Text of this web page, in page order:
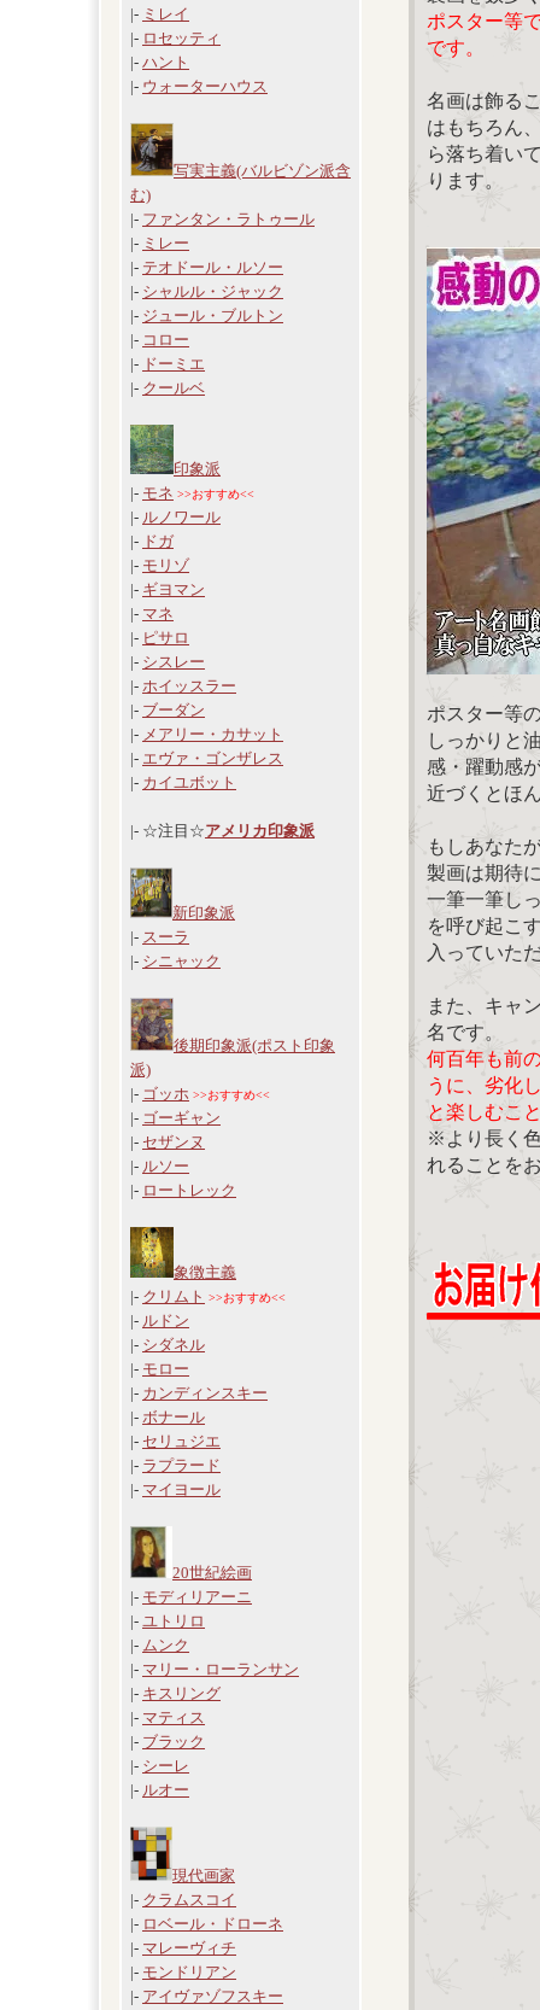
|- ミレイ
|- ロセッティ
|- ハント
|- ウォーターハウス
写実主義(バルビゾン派含
む)
|- ファンタン・ラトゥール
|- ミレー
|- テオドール・ルソー
|- シャルル・ジャック
|- ジュール・ブルトン
|- コロー
|- ドーミエ
|- クールベ
印象派
|- モネ >>おすすめ<<
|- ルノワール
|- ドガ
|- モリゾ
|- ギヨマン
|- マネ
|- ピサロ
|- シスレー
|- ホイッスラー
|- ブーダン
|- メアリー・カサット
|- エヴァ・ゴンザレス
|- カイユボット
|- ☆注目☆アメリカ印象派
新印象派
|- スーラ
|- シニャック
後期印象派(ポスト印象
派)
|- ゴッホ >>おすすめ<<
|- ゴーギャン
|- セザンヌ
|- ルソー
|- ロートレック
象徴主義
|- クリムト >>おすすめ<<
|- ルドン
|- シダネル
|- モロー
|- カンディンスキー
|- ボナール
|- セリュジエ
|- ラプラード
|- マイヨール
20世紀絵画
|- モディリアーニ
|- ユトリロ
|- ムンク
|- マリー・ローランサン
|- キスリング
|- マティス
|- ブラック
|- シーレ
|- ルオー
現代画家
|- クラムスコイ
|- ロベール・ドローネ
|- マレーヴィチ
|- モンドリアン
|- アイヴァゾフスキー
ポスター等
です。
名画は飾る
はもちろん
ら落ち着い
ります。
ポスター等
しっかりと
感・躍動感
近づくとほ
もしあなた
製画は期待
一筆一筆し
を呼び起こ
入っていた
また、キャ
名です。
何百年も前
うに、劣化
と楽しむこ
※より長く
れることを